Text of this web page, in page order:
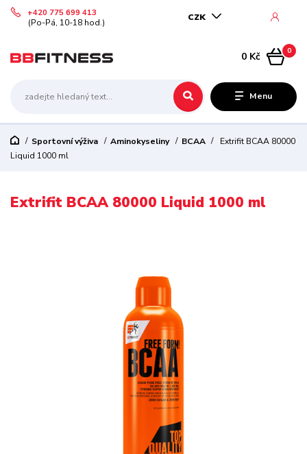
Menu
CZK
+420 775 699 413
(Po-Pá, 10-18 hod.)
0
0 Kč
Sportovní výživa Aminokyseliny BCAA
Extrifit BCAA 80000
Liquid 1000 ml
Extrifit BCAA 80000 Liquid 1000 ml